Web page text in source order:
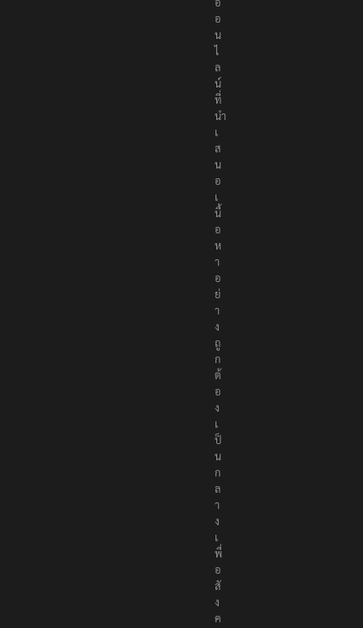
สื่
อ
อ
อ
น
ไ
ล
น์
ที่
นำ
เ
ส
น
อ
เ
นื้
อ
ห
า
อ
ย่
า
ง
ถู
ก
ต้
อ
ง
เ
ป็
น
ก
ล
า
ง
เ
พื่
อ
สั